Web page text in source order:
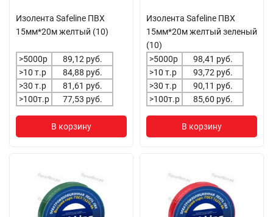
Изолента Safeline ПВХ
15мм*20м желтый (10)
>5000р
89,12 руб.
>10 т.р
84,88 руб.
>30 т.р
81,61 руб.
>100т.р
77,53 руб.
В корзину
Изолента Safeline ПВХ
15мм*20м желтый зеленый
(10)
>5000р
98,41 руб.
>10 т.р
93,72 руб.
>30 т.р
90,11 руб.
>100т.р
85,60 руб.
В корзину